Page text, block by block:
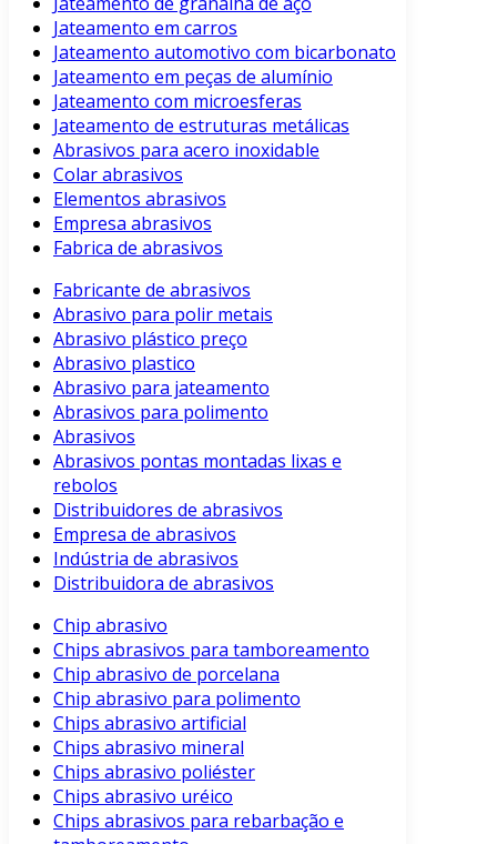
Jateamento em carros
Jateamento automotivo com bicarbonato
Jateamento em peças de alumínio
Jateamento com microesferas
Jateamento de estruturas metálicas
Abrasivos para acero inoxidable
Colar abrasivos
Elementos abrasivos
Empresa abrasivos
Fabrica de abrasivos
Fabricante de abrasivos
Abrasivo para polir metais
Abrasivo plástico preço
Abrasivo plastico
Abrasivo para jateamento
Abrasivos para polimento
Abrasivos
Abrasivos pontas montadas lixas e
rebolos
Distribuidores de abrasivos
Empresa de abrasivos
Indústria de abrasivos
Distribuidora de abrasivos
Chip abrasivo
Chips abrasivos para tamboreamento
Chip abrasivo de porcelana
Chip abrasivo para polimento
Chips abrasivo artificial
Chips abrasivo mineral
Chips abrasivo poliéster
Chips abrasivo uréico
Chips abrasivos para rebarbação e